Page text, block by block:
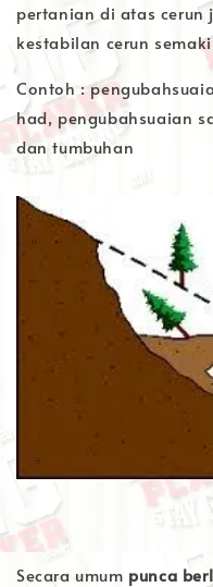
pertanian di atas cerun
kestabilan cerun
Contoh :
had, pengubahsuaian
dan tumbuhan
Secara umum punca